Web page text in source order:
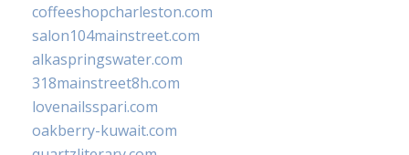
coffeeshopcharleston.com
salon104mainstreet.com
alkaspringswater.com
318mainstreet8h.com
lovenailsspari.com
oakberry-kuwait.com